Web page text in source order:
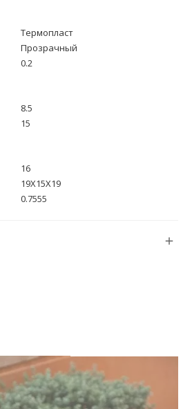
Термопласт
Прозрачный
0.2
8.5
15
16
19X15X19
0.7555